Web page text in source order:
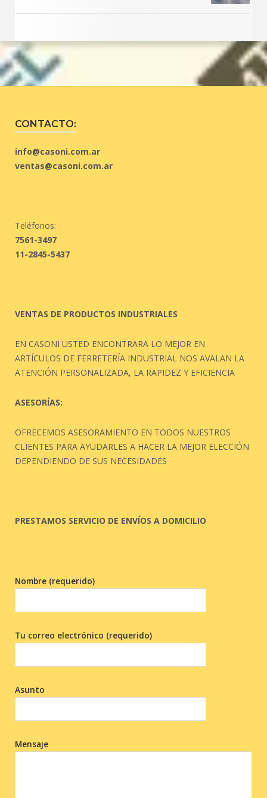
CONTACTO:
info@casoni.com.ar
ventas@casoni.com.ar
Teléfonos:
7561-3497
11-2845-5437
VENTAS DE PRODUCTOS INDUSTRIALES
EN CASONI USTED ENCONTRARA LO MEJOR EN
ARTÍCULOS DE FERRETERÍA INDUSTRIAL NOS AVALAN LA
ATENCIÓN PERSONALIZADA, LA RAPIDEZ Y EFICIENCIA
ASESORÍAS:
OFRECEMOS ASESORAMIENTO EN TODOS NUESTROS
CLIENTES PARA AYUDARLES A HACER LA MEJOR ELECCIÓN
DEPENDIENDO DE SUS NECESIDADES
PRESTAMOS SERVICIO DE ENVÍOS A DOMICILIO
Nombre (requerido)
Tu correo electrónico (requerido)
Asunto
Mensaje